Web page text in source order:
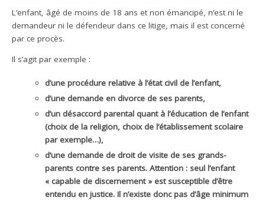
L’enfant, âgé de moins de 18 ans et non émancipé, n’est ni le
demandeur ni le défendeur dans ce litige, mais il est concerné
par ce procès.
Il s’agit par exemple :
d’une procédure relative à l’état civil de l’enfant,
d’une demande en divorce de ses parents,
d’un désaccord parental quant à l’éducation de l’enfant
(choix de la religion, choix de l’établissement scolaire
par exemple…),
d’une demande de droit de visite de ses grands-
parents contre ses parents. Attention : seul l’enfant
« capable de discernement » est susceptible d’être
entendu en justice. Il n’existe donc pas d’âge minimum